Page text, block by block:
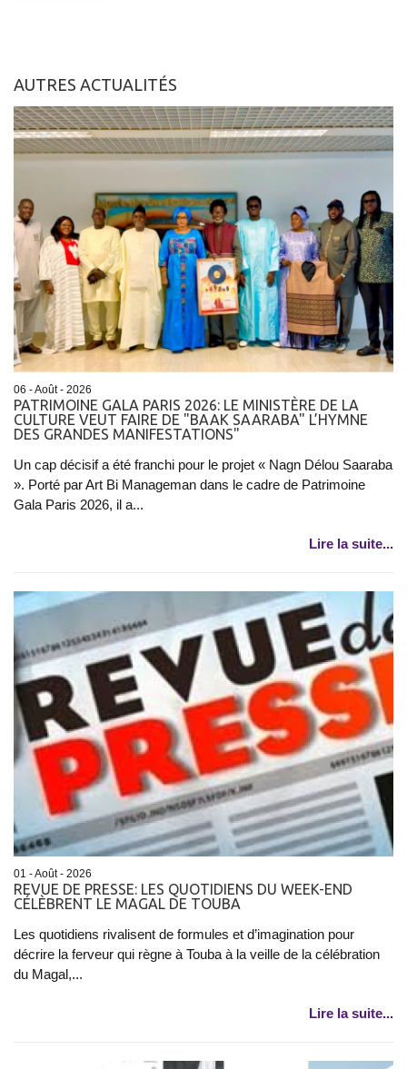
AUTRES ACTUALITÉS
06 - Août - 2026
PATRIMOINE GALA PARIS 2026: LE MINISTÈRE DE LA
CULTURE VEUT FAIRE DE "BAAK SAARABA" L’HYMNE
DES GRANDES MANIFESTATIONS"
Un cap décisif a été franchi pour le projet « Nagn Délou Saaraba
». Porté par Art Bi Manageman dans le cadre de Patrimoine
Gala Paris 2026, il a...
Lire la suite...
01 - Août - 2026
REVUE DE PRESSE: LES QUOTIDIENS DU WEEK-END
CÉLÈBRENT LE MAGAL DE TOUBA
Les quotidiens rivalisent de formules et d’imagination pour
décrire la ferveur qui règne à Touba à la veille de la célébration
du Magal,...
Lire la suite...